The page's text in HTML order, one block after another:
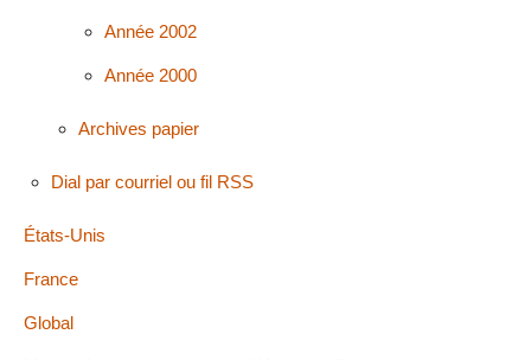
Année 2002
Année 2000
Archives papier
Dial par courriel ou fil RSS
États-Unis
France
Global